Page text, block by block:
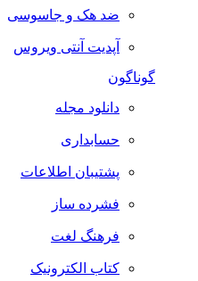
ضد هک و جاسوسی
آپدیت آنتی ویروس
گوناگون
دانلود مجله
حسابداری
پشتیبان اطلاعات
فشرده ساز
فرهنگ لغت
کتاب الکترونیک